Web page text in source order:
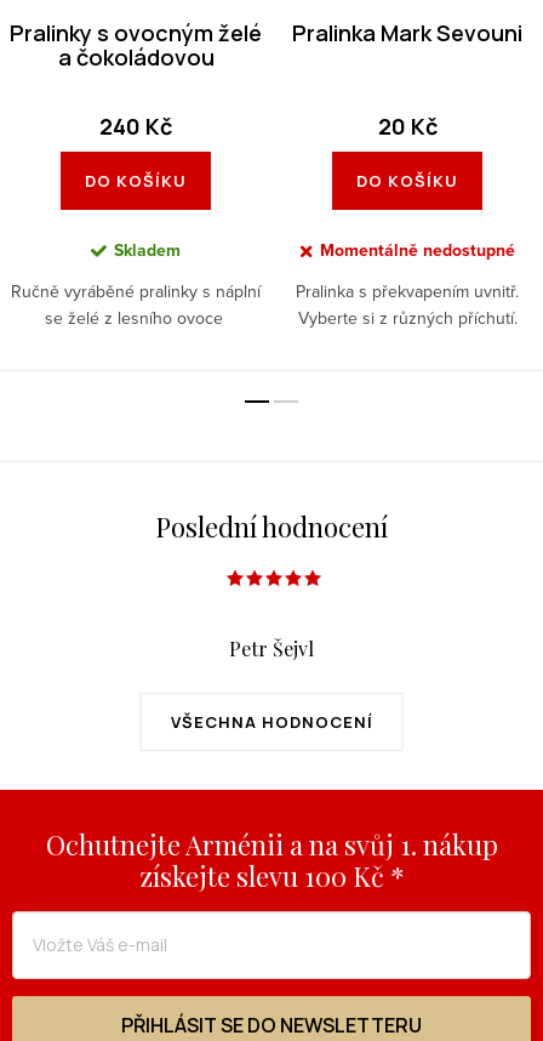
Pralinky s ovocným želé
a čokoládovou
240 Kč
DO KOŠÍKU
Skladem
Ručně vyráběné pralinky s náplní
se želé z lesního ovoce
Pralinka Mark Sevouni
20 Kč
DO KOŠÍKU
Momentálně nedostupné
Pralinka s překvapením uvnitř.
Vyberte si z různých příchutí.
Poslední hodnocení
VŠECHNA HODNOCENÍ
Petr Šejvl
Ochutnejte Arménii a na svůj 1. nákup
získejte slevu 100 Kč *
PŘIHLÁSIT SE DO NEWSLETTERU